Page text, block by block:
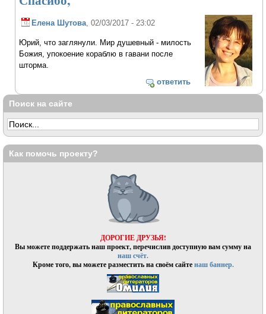
Елена Шутова , 02/03/2017 - 23:02
Юрий, что заглянули. Мир душевный - милость
Божия, упокоение кораблю в гавани после
шторма.
ответить
Поиск на сайте
Как помочь проекту?
ДОРОГИЕ ДРУЗЬЯ!
Вы можете поддержать наш проект, перечислив доступную вам сумму на
наш счёт.
Кроме того, вы можете разместить на своём сайтенаш баннер.